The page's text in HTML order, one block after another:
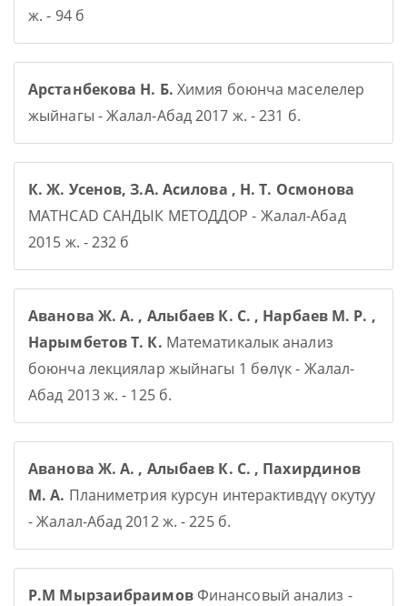
ж. - 94 б
Арстанбекова Н. Б. Химия боюнча маселелер
жыйнагы - Жалал-Абад 2017 ж. - 231 б.
К. Ж. Усенов, З.А. Асилова , Н. Т. Осмонова
MATHCAD САНДЫК МЕТОДДОР - Жалал-Абад
2015 ж. - 232 б
Аванова Ж. А. , Алыбаев К. С. , Нарбаев М. Р. ,
Нарымбетов Т. К. Математикалык анализ
боюнча лекциялар жыйнагы 1 бөлүк - Жалал-
Абад 2013 ж. - 125 б.
Аванова Ж. А. , Алыбаев К. С. , Пахирдинов
М. А. Планиметрия курсун интерактивдүү окутуу
- Жалал-Абад 2012 ж. - 225 б.
Р.М МырзаибраимовФинансовый анализ -